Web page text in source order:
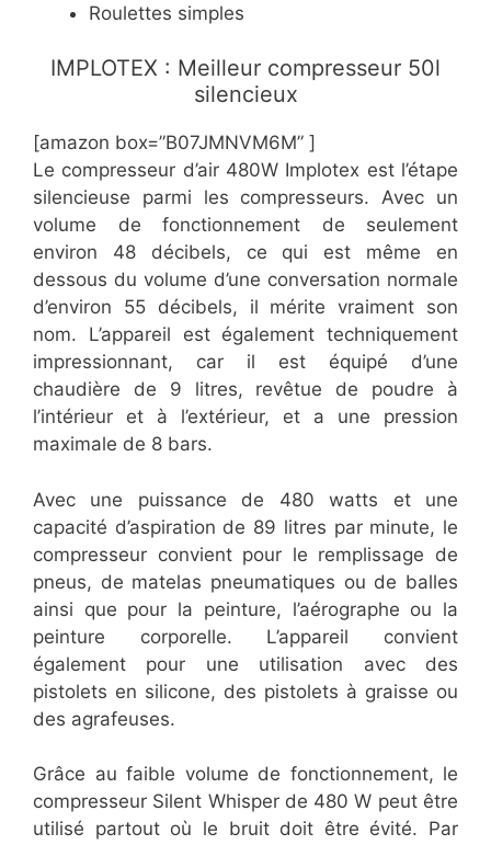
Roulettes simples
IMPLOTEX : Meilleur compresseur 50l
silencieux
[amazon box=”B07JMNVM6M” ]
Le compresseur d’air 480W Implotex est l’étape
silencieuse parmi les compresseurs. Avec un
volume de fonctionnement de seulement
environ 48 décibels, ce qui est même en
dessous du volume d’une conversation normale
d’environ 55 décibels, il mérite vraiment son
nom. L’appareil est également techniquement
impressionnant, car il est équipé d’une
chaudière de 9 litres, revêtue de poudre à
l’intérieur et à l’extérieur, et a une pression
maximale de 8 bars.
Avec une puissance de 480 watts et une
capacité d’aspiration de 89 litres par minute, le
compresseur convient pour le remplissage de
pneus, de matelas pneumatiques ou de balles
ainsi que pour la peinture, l’aérographe ou la
peinture corporelle. L’appareil convient
également pour une utilisation avec des
pistolets en silicone, des pistolets à graisse ou
des agrafeuses.
Grâce au faible volume de fonctionnement, le
compresseur Silent Whisper de 480 W peut être
utilisé partout où le bruit doit être évité. Par